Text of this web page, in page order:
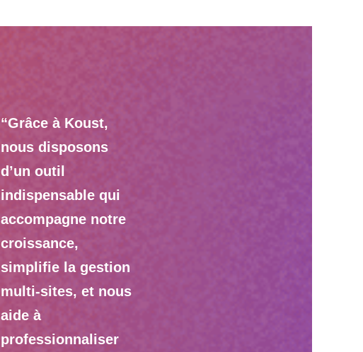
“Grâce à Koust,
nous disposons
d’un outil
indispensable qui
accompagne notre
croissance,
simplifie la gestion
multi-sites, et nous
aide à
professionnaliser